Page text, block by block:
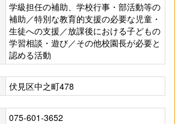
学級担任の補助、学校行事・部活動等の
補助／特別な教育的支援の必要な児童・
生徒への支援／放課後における子どもの
学習相談・遊び／その他校園長が必要と
認める活動
伏見区中之町478
075-601-3652